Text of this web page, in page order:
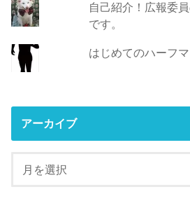
自己紹介！広報委
です。
はじめてのハーフ
アーカイブ